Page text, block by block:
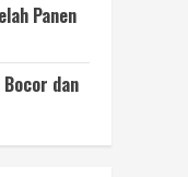
Panen
dan